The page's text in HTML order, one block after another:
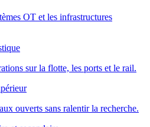
OT et les infrastructures
sur la flotte, les ports et le rail.
ouverts sans ralentir la recherche.